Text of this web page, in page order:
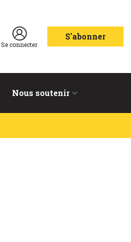
Se connecter
S'abonner
Nous soutenir